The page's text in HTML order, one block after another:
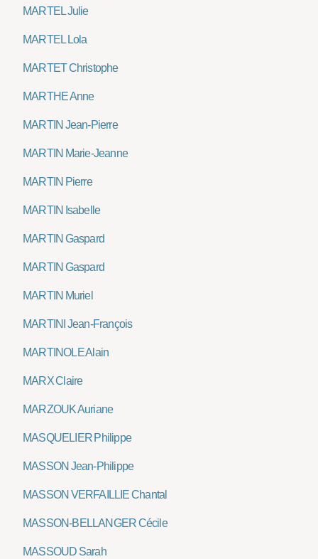
MARTEL Julie
MARTEL Lola
MARTET Christophe
MARTHE Anne
MARTIN Jean-Pierre
MARTIN Marie-Jeanne
MARTIN Pierre
MARTIN Isabelle
MARTIN Gaspard
MARTIN Gaspard
MARTIN Muriel
MARTINI Jean-François
MARTINOLE Alain
MARX Claire
MARZOUK Auriane
MASQUELIER Philippe
MASSON Jean-Philippe
MASSON VERFAILLIE Chantal
MASSON-BELLANGER Cécile
MASSOUD Sarah